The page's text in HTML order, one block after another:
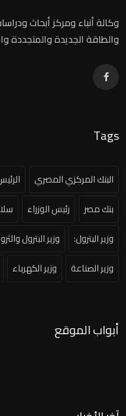
وكالة أنباء ومركز أبحاث
والطاقة الجديدة والمتجددة
Tags
البنك المركزي المصري
بنك مصر
رئيس الوزراء
وزير البترول:
وزير البترول
وزير الصناعة
وزير الكهرباء
أبواب الموقع